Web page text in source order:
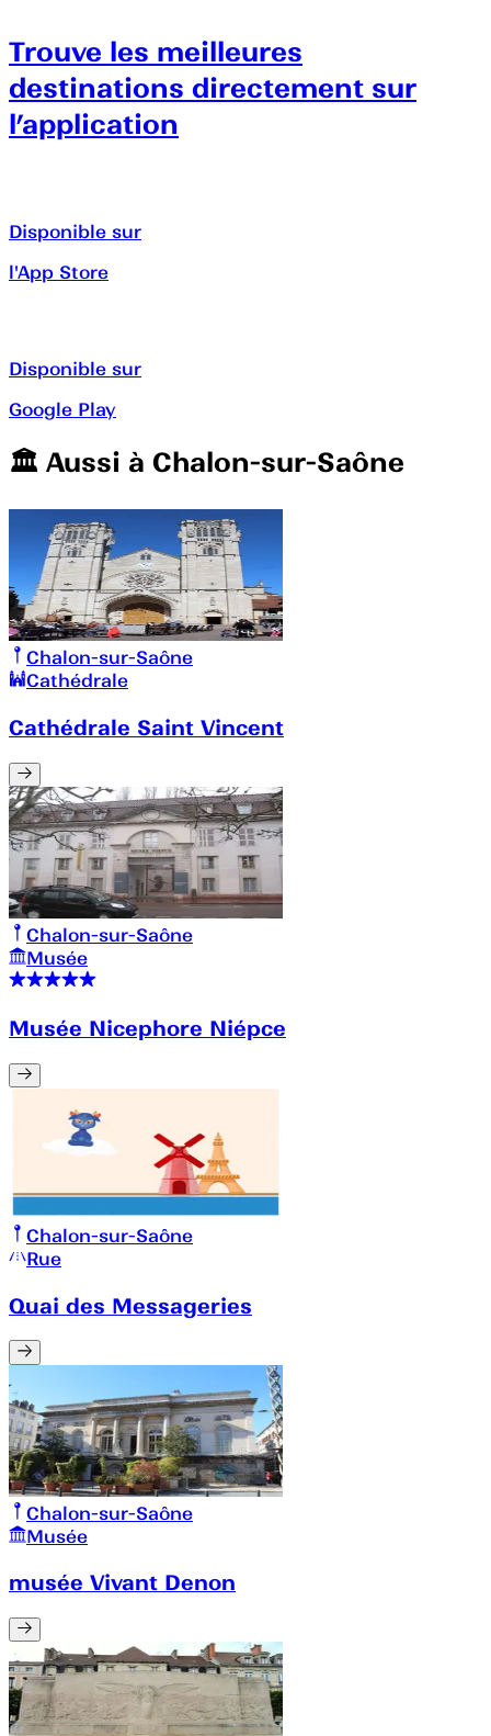
Trouve les meilleures
destinations directement sur
l’application
Disponible sur
l'App Store
Disponible sur
Google Play
🏛️️ Aussi à Chalon-sur-Saône
Chalon-sur-Saône
Cathédrale
Cathédrale Saint Vincent
Chalon-sur-Saône
Musée
Musée Nicephore Niépce
Chalon-sur-Saône
Rue
Quai des Messageries
Chalon-sur-Saône
Musée
musée Vivant Denon